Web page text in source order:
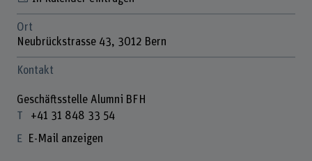
Ort
Neubrückstrasse 43, 3012 Bern
Kontakt
Geschäftsstelle Alumni BFH
+41 31 848 33 54
E-Mail anzeigen